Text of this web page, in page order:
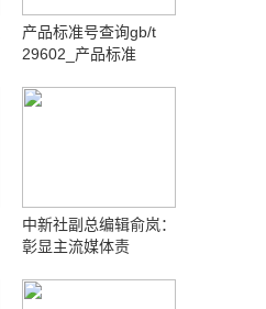
产品标准号查询gb/t
29602_产品标准
中新社副总编辑俞岚：
彰显主流媒体责